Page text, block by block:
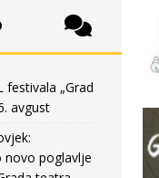
festivala „Grad
avgust
novo poglavlje